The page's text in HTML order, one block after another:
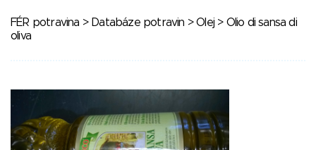
FÉR potravina > Databáze potravin >Olej > Olio di sansa di
oliva